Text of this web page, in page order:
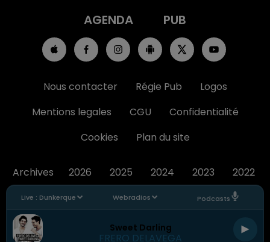
Live : Dunkerque Webradios Podcasts
Sweet Darling
FRERO DELAVEGA
AGENDA
PUB
Nous contacter Régie Pub
Logos
Mentions legales
CGU
Confidentialité
Cookies
Plan du site
Archives 2026 2025 2024 2023 2022